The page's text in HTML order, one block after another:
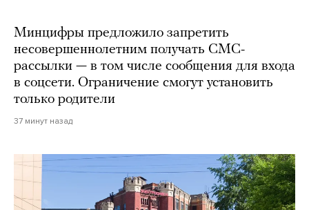
Минцифры предложило запретить
несовершеннолетним получать СМС-
рассылки — в том числе сообщения для входа
в соцсети. Ограничение смогут установить
только родители
37 минут назад